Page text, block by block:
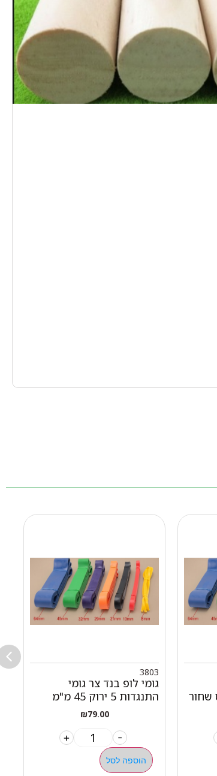
3803
גומי לופ בנד צר גומי
התנגדות 5 ירוק 45 מ"מ
₪79.00
-
+
הוספה לסל